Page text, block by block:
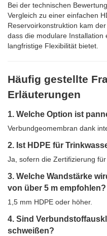
Bei der technischen
Vergleich zu einer einfachen
Reservoirkonstruktion kam
dass die modulare Installation
langfristige Flexibilität bietet.
Häufig gestellte
Erläuterungen
1. Welche Option ist
Verbundgeomembran dank
2. Ist HDPE für
Ja, sofern die Zertifizierung
3. Welche Wandstärke
von über 5 m empfohlen?
1,5 mm HDPE oder höher.
4. Sind
schweißen?